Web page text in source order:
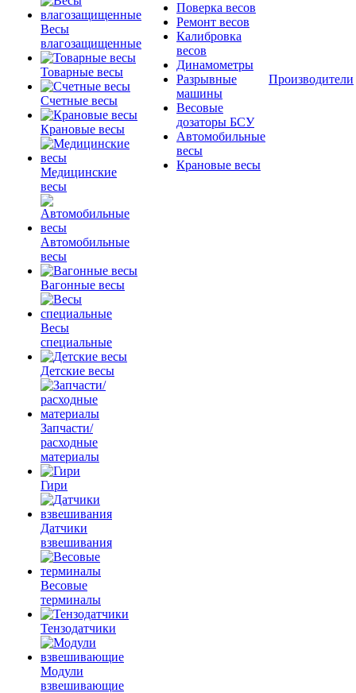
Весы
влагозащищенные
Товарные весы
Счетные весы
Крановые весы
Медицинские
весы
Автомобильные
весы
Вагонные весы
Весы
специальные
Детские весы
Запчасти/
расходные
материалы
Гири
Датчики
взвешивания
Весовые
терминалы
Тензодатчики
Модули
взвешивающие
Поверка весов
Ремонт весов
Калибровка
весов
Динамометры
Разрывные
машины
Весовые
дозаторы БСУ
Автомобильные
весы
Крановые весы
Производители